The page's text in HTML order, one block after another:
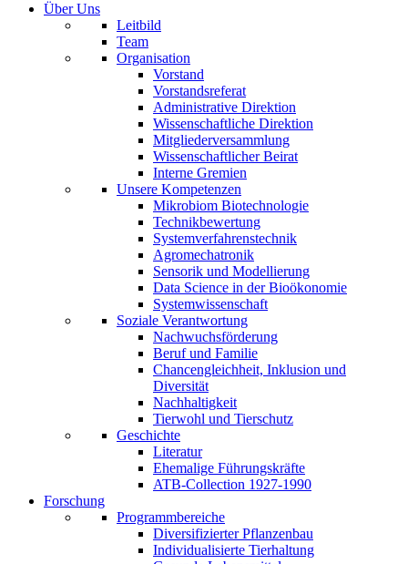
Über Uns
Leitbild
Team
Organisation
Vorstand
Vorstandsreferat
Administrative Direktion
Wissenschaftliche Direktion
Mitgliederversammlung
Wissenschaftlicher Beirat
Interne Gremien
Unsere Kompetenzen
Mikrobiom Biotechnologie
Technikbewertung
Systemverfahrenstechnik
Agromechatronik
Sensorik und Modellierung
Data Science in der Bioökonomie
Systemwissenschaft
Soziale Verantwortung
Nachwuchsförderung
Beruf und Familie
Chancengleichheit, Inklusion und
Diversität
Nachhaltigkeit
Tierwohl und Tierschutz
Geschichte
Literatur
Ehemalige Führungskräfte
ATB-Collection 1927-1990
Forschung
Programmbereiche
Diversifizierter Pflanzenbau
Individualisierte Tierhaltung